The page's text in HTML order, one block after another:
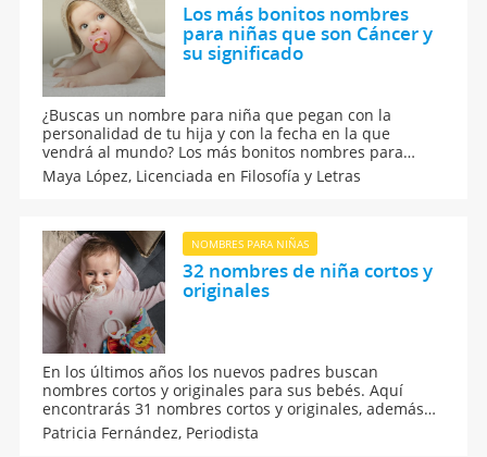
Los más bonitos nombres
para niñas que son Cáncer y
su significado
¿Buscas un nombre para niña que pegan con la
personalidad de tu hija y con la fecha en la que
vendrá al mundo? Los más bonitos nombres para
niñas que son Cáncer y su significado completo.
Perfecto para esas niñas que nacen entre el 22 de
Maya López, Licenciada en Filosofía y Letras
NOMBRES PARA NIÑAS
32 nombres de niña cortos y
originales
En los últimos años los nuevos padres buscan
nombres cortos y originales para sus bebés. Aquí
encontrarás 31 nombres cortos y originales, además
de su significado y origen del mundo para que tengas
alternativas donde elegir. No te pierdas esta guía de
Patricia Fernández, Periodista